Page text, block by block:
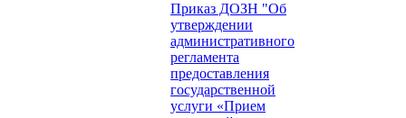
Приказ ДОЗН "Об
утверждении
административного
регламента
предоставления
государственной
услуги «Прием